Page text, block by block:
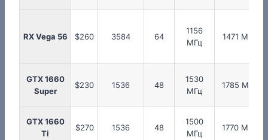
RX Vega 56 $260 3584 64
1156
МГц
1471 МГц
GTX 1660
Super
$230 1536 48
1530
МГц
1785 МГц
GTX 1660
Ti
$270 1536 48
1500
МГц
1770 МГц